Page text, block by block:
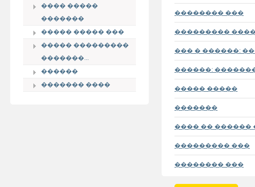
���� �����
�������
����� ����� ���
����� ���������
�������...
������
������� ����
�������� ���
���������
��� � ������:
������:
����� �����
�������
���� �� ������
��������� ���
�������� ���